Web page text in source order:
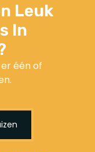
Leuk
In
één of